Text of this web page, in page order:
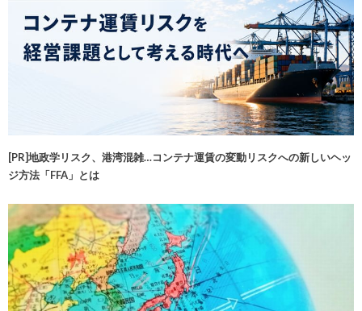
[PR]地政学リスク、港湾混雑…コンテナ運賃の変動リスクへの新しいヘッ
ジ方法「FFA」とは